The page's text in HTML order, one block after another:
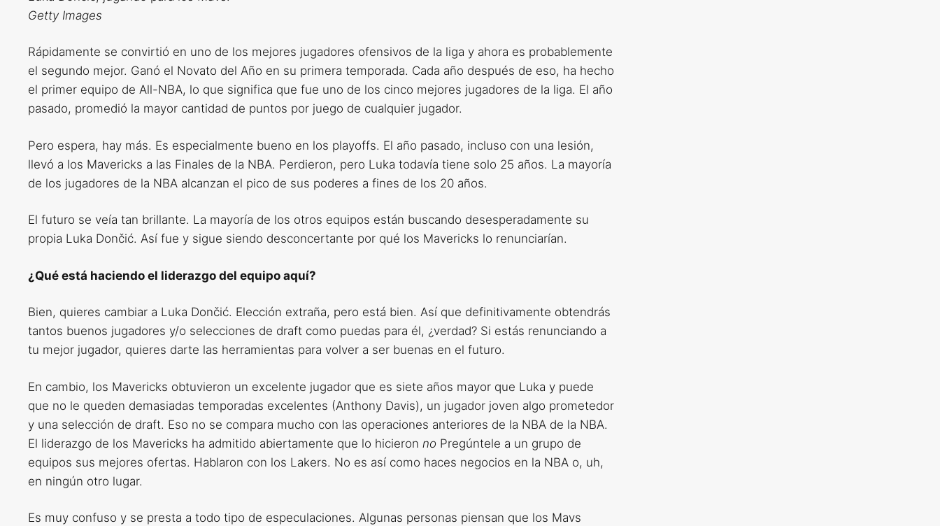
Getty Images
Rápidamente se convirtió en uno de los mejores jugadores ofensivos de la liga y ahora es probablemente
el segundo mejor. Ganó el Novato del Año en su primera temporada. Cada año después de eso, ha hecho
el primer equipo de All-NBA, lo que significa que fue uno de los cinco mejores jugadores de la liga. El año
pasado, promedió la mayor cantidad de puntos por juego de cualquier jugador.
Pero espera, hay más. Es especialmente bueno en los playoffs. El año pasado, incluso con una lesión,
llevó a los Mavericks a las Finales de la NBA. Perdieron, pero Luka todavía tiene solo 25 años. La mayoría
de los jugadores de la NBA alcanzan el pico de sus poderes a fines de los 20 años.
El futuro se veía tan brillante. La mayoría de los otros equipos están buscando desesperadamente su
propia Luka Dončić. Así fue y sigue siendo desconcertante por qué los Mavericks lo renunciarían.
¿Qué está haciendo el liderazgo del equipo aquí?
Bien, quieres cambiar a Luka Dončić. Elección extraña, pero está bien. Así que definitivamente obtendrás
tantos buenos jugadores y/o selecciones de draft como puedas para él, ¿verdad? Si estás renunciando a
tu mejor jugador, quieres darte las herramientas para volver a ser buenas en el futuro.
En cambio, los Mavericks obtuvieron un excelente jugador que es siete años mayor que Luka y puede
que no le queden demasiadas temporadas excelentes (Anthony Davis), un jugador joven algo prometedor
y una selección de draft. Eso no se compara mucho con las operaciones anteriores de la NBA de la NBA.
El liderazgo de los Mavericks ha admitido abiertamente que lo hicieron no Pregúntele a un grupo de
equipos sus mejores ofertas. Hablaron con los Lakers. No es así como haces negocios en la NBA o, uh,
en ningún otro lugar.
Es muy confuso y se presta a todo tipo de especulaciones. Algunas personas piensan que los Mavs